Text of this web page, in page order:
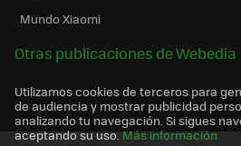
Mundo Xiaomi
Otras publicaciones de Webedia
Utilizamos cookies de terceros para
de audiencia y mostrar publicidad
analizando tu navegación. Si sigues
aceptando su uso. Más información